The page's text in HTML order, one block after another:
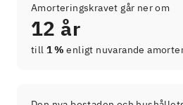
Amorteringskravet går ner om
12 år
till 1 % enligt nuvarande